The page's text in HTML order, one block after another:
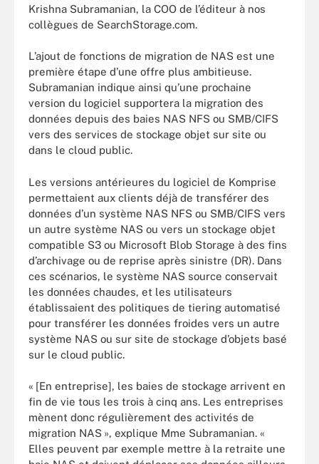
Krishna Subramanian, la COO de l’éditeur à nos
collègues de SearchStorage.com.
L’ajout de fonctions de migration de NAS est une
première étape d’une offre plus ambitieuse.
Subramanian indique ainsi qu’une prochaine
version du logiciel supportera la migration des
données depuis des baies NAS NFS ou SMB/CIFS
vers des services de stockage objet sur site ou
dans le cloud public.
Les versions antérieures du logiciel de Komprise
permettaient aux clients déjà de transférer des
données d’un système NAS NFS ou SMB/CIFS vers
un autre système NAS ou vers un stockage objet
compatible S3 ou Microsoft Blob Storage à des fins
d’archivage ou de reprise après sinistre (DR). Dans
ces scénarios, le système NAS source conservait
les données chaudes, et les utilisateurs
établissaient des politiques de tiering automatisé
pour transférer les données froides vers un autre
système NAS ou sur site de stockage d’objets basé
sur le cloud public.
« [En entreprise], les baies de stockage arrivent en
fin de vie tous les trois à cinq ans. Les entreprises
mènent donc régulièrement des activités de
migration NAS », explique Mme Subramanian. «
Elles peuvent par exemple mettre à la retraite une